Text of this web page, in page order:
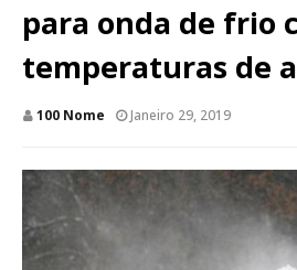
para onda de frio
temperaturas de
100 Nome Janeiro 29, 2019